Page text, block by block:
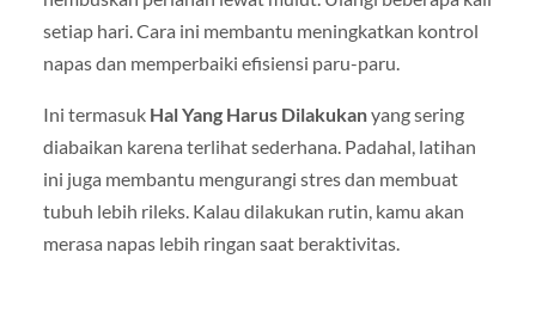
setiap hari. Cara ini membantu meningkatkan kontrol
napas dan memperbaiki efisiensi paru-paru.
Ini termasuk Hal Yang Harus Dilakukanyang sering
diabaikan karena terlihat sederhana. Padahal, latihan
ini juga membantu mengurangi stres dan membuat
tubuh lebih rileks. Kalau dilakukan rutin, kamu akan
merasa napas lebih ringan saat beraktivitas.